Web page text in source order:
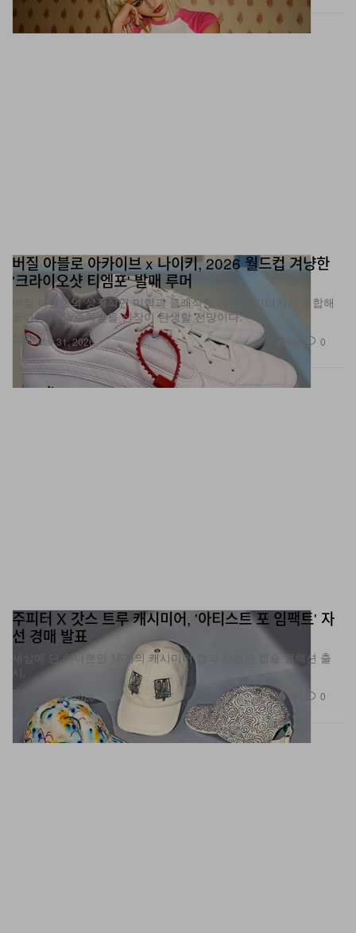
신발
버질 아블로 아카이브 x 나이키, 2026 월드컵 겨냥한
'크라이오샷 티엠포' 발매 루머
버질 아블로의 상징적인 미학과 클래식한 축구 헤리티지가 결합해
올여름 가장 주목받을 신작이 탄생할 전망이다.
Mar 31, 2026 960 0
패션
주피터 X 갓스 트루 캐시미어, '아티스트 포 임팩트' 자
선 경매 발표
세상에 단 하나뿐인 16개의 캐시미어 캡과 한정판 캡슐 컬렉션 출
시.
Mar 31, 2026 141 0